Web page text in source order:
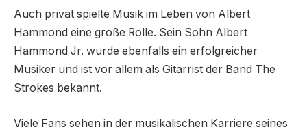
Auch privat spielte Musik im Leben von Albert
Hammond eine große Rolle. Sein Sohn Albert
Hammond Jr. wurde ebenfalls ein erfolgreicher
Musiker und ist vor allem als Gitarrist der Band The
Strokes bekannt.
Viele Fans sehen in der musikalischen Karriere seines